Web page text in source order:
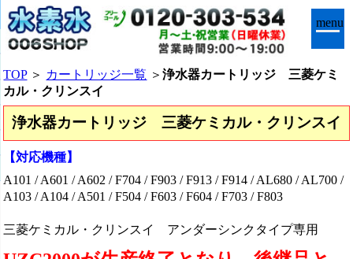
menu
TOP＞ カートリッジ一覧 ＞浄水器カートリッジ 三菱ケミ
カル・クリンスイ
浄水器カートリッジ 三菱ケミカル・クリンスイ
【対応機種】
A101 / A601 / A602 / F704 / F903 / F913 / F914 / AL680 / AL700 /
A103 / A104 / A501 / F504 / F603 / F604 / F703 / F803
三菱ケミカル・クリンスイ アンダーシンクタイプ専用